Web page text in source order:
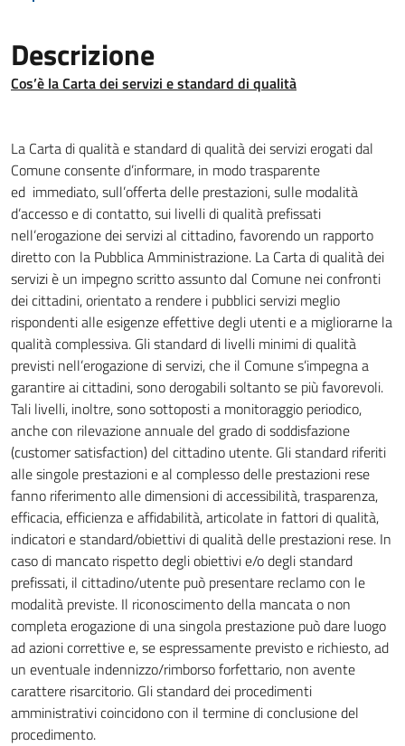
Descrizione
Cos’è la Carta dei servizi e standard di qualità
La Carta di qualità e standard di qualità dei servizi erogati dal
Comune consente d’informare, in modo trasparente
ed immediato, sull’offerta delle prestazioni, sulle modalità
d’accesso e di contatto, sui livelli di qualità prefissati
nell’erogazione dei servizi al cittadino, favorendo un rapporto
diretto con la Pubblica Amministrazione. La Carta di qualità dei
servizi è un impegno scritto assunto dal Comune nei confronti
dei cittadini, orientato a rendere i pubblici servizi meglio
rispondenti alle esigenze effettive degli utenti e a migliorarne la
qualità complessiva. Gli standard di livelli minimi di qualità
previsti nell’erogazione di servizi, che il Comune s’impegna a
garantire ai cittadini, sono derogabili soltanto se più favorevoli.
Tali livelli, inoltre, sono sottoposti a monitoraggio periodico,
anche con rilevazione annuale del grado di soddisfazione
(customer satisfaction) del cittadino utente. Gli standard riferiti
alle singole prestazioni e al complesso delle prestazioni rese
fanno riferimento alle dimensioni di accessibilità, trasparenza,
efficacia, efficienza e affidabilità, articolate in fattori di qualità,
indicatori e standard/obiettivi di qualità delle prestazioni rese. In
caso di mancato rispetto degli obiettivi e/o degli standard
prefissati, il cittadino/utente può presentare reclamo con le
modalità previste. Il riconoscimento della mancata o non
completa erogazione di una singola prestazione può dare luogo
ad azioni correttive e, se espressamente previsto e richiesto, ad
un eventuale indennizzo/rimborso forfettario, non avente
carattere risarcitorio. Gli standard dei procedimenti
amministrativi coincidono con il termine di conclusione del
procedimento.